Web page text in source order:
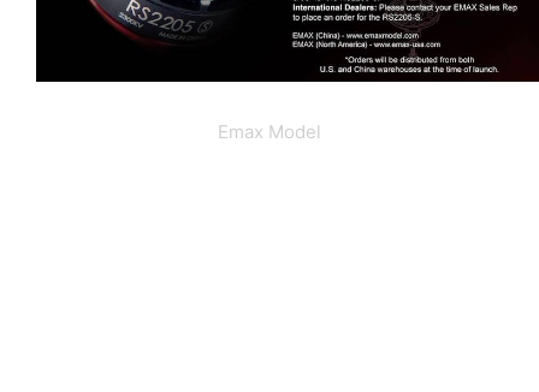
Emax Model